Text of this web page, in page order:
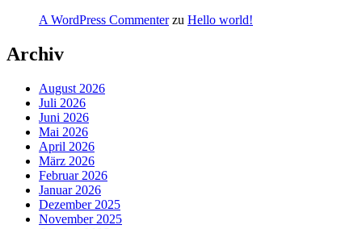
A WordPress Commenterzu Hello world!
Archiv
August 2026
Juli 2026
Juni 2026
Mai 2026
April 2026
März 2026
Februar 2026
Januar 2026
Dezember 2025
November 2025